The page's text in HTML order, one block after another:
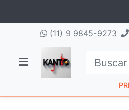
(11) 9 9845-9273